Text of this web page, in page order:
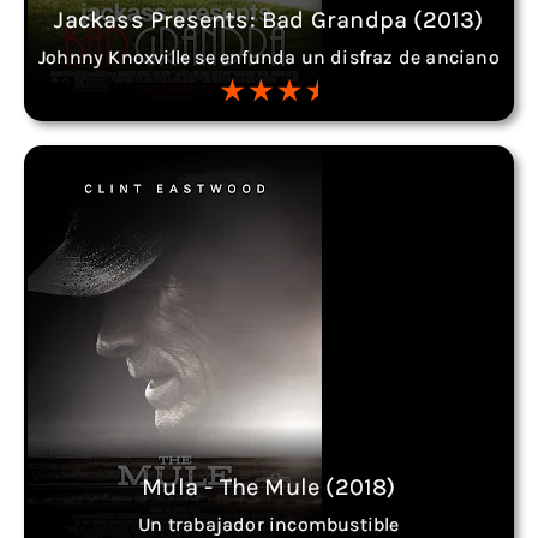
Jackass Presents: Bad Grandpa (2013)
Johnny Knoxville se enfunda un disfraz de anciano
Mula - The Mule (2018)
Un trabajador incombustible